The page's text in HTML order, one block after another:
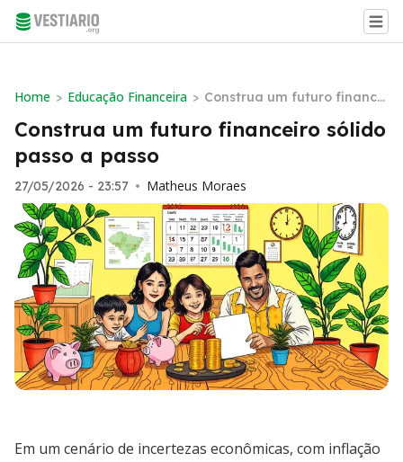
Home > Educação Financeira > Construa um futuro financei
ro sólido passo a passo
Construa um futuro financeiro sólido
passo a passo
27/05/2026 - 23:57 • Matheus Moraes
Em um cenário de incertezas econômicas, com inflação